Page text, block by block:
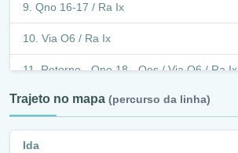
Qno 16-17 / Ra Ix
Via O6 / Ra Ix
Retorno - Qno 18 - Qes / Via O6 / Ra Ix
Via O6 / Ra Ix
Balão - Via Nm3 / Via P3 Norte / Ra Ix
Trajeto no mapa (percurso da linha)
Ida